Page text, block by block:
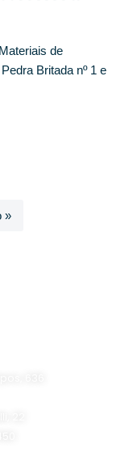
de
Britada nº 1 e
»